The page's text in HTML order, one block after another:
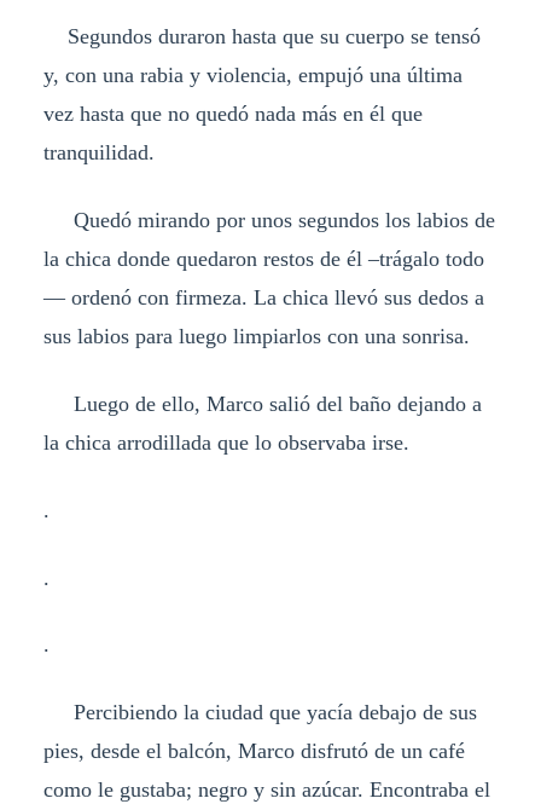
Segundos duraron hasta que su cuerpo se tensó
y, con una rabia y violencia, empujó una última
vez hasta que no quedó nada más en él que
tranquilidad.
Quedó mirando por unos segundos los labios de
la chica donde quedaron restos de él –trágalo todo
— ordenó con firmeza. La chica llevó sus dedos a
sus labios para luego limpiarlos con una sonrisa.
Luego de ello, Marco salió del baño dejando a
la chica arrodillada que lo observaba irse.
.
.
.
Percibiendo la ciudad que yacía debajo de sus
pies, desde el balcón, Marco disfrutó de un café
como le gustaba; negro y sin azúcar. Encontraba el